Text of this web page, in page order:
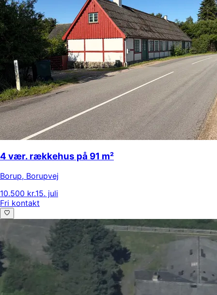
4 vær. rækkehus på 91 m²
Borup, Borupvej
10.500 kr.15. juli
Fri kontakt